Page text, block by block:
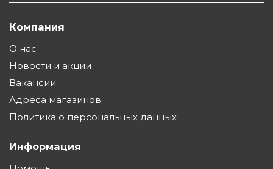
Компания
О нас
Новости и акции
Вакансии
Адреса магазинов
Политика о персональных данных
Информация